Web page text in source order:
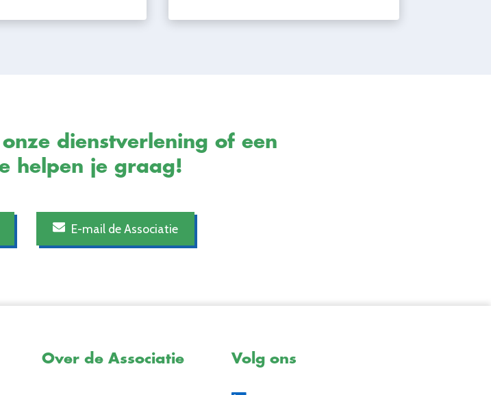
dienstverlening of een
helpen je graag!
E-mail de Associatie
Over de Associatie Volg ons